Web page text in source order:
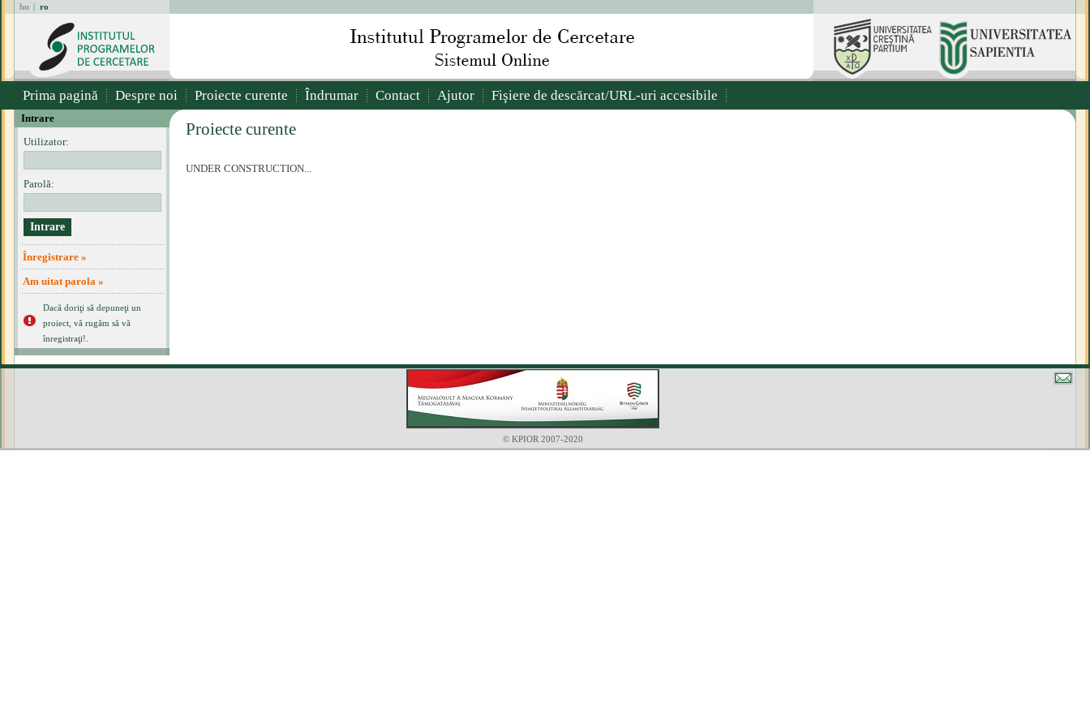
hu | ro
Prima pagină Despre noi Proiecte curente Îndrumar Contact Ajutor Fişiere de descărcat/URL-uri accesibile
Intrare
Utilizator:
Parolă:
Înregistrare »
Am uitat parola »
Dacă doriţi să depuneţi un
proiect, vă rugăm să vă
înregistraţi!.
Proiecte curente
UNDER CONSTRUCTION...
© KPIOR 2007-2020